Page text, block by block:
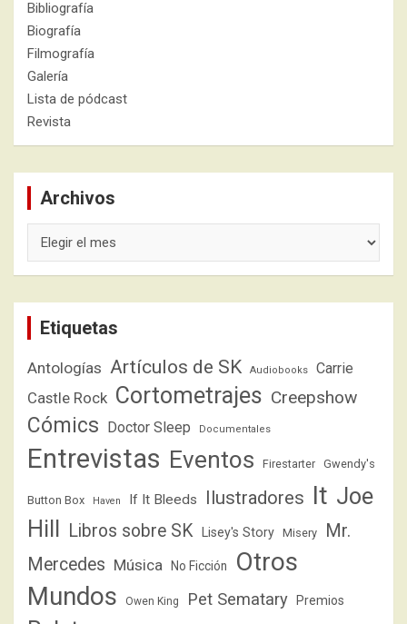
Bibliografía
Biografía
Filmografía
Galería
Lista de pódcast
Revista
Archivos
Etiquetas
Antologías Artículos de SK Audiobooks Carrie
Castle Rock Cortometrajes Creepshow
Cómics Doctor Sleep Documentales
Entrevistas Eventos Firestarter Gwendy's
Button Box Haven If It Bleeds Ilustradores It Joe
Hill
Libros sobre SK Lisey's Story Misery
Mr.
Mercedes Música No Ficción
Otros
Mundos
Owen King Pet Sematary Premios